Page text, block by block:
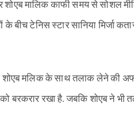
मालिक काफी समय से सोशल
बीच टेनिस स्टार सानिया मिर्जा
शोएब मलिक के साथ तलाक लेने की
को बरकरार रखा है. जबकि शोएब ने